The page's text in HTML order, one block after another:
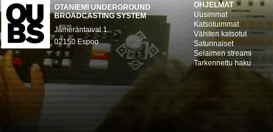
OTANIEMI UNDERGROUND
BROADCASTING SYSTEM
Jämeräntaival 1
02150 Espoo
OHJELMAT
Uusimmat
Katsotuimmat
Vähiten katsotut
Satunnaiset
Selaimen streami
Tarkennettu haku